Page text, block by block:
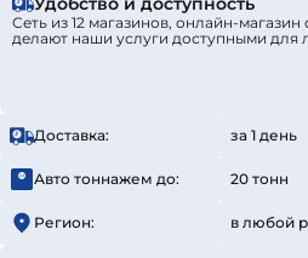
Сеть из 12 магазинов, онлайн-
делают наши услуги доступными для
Доставка: за 1 день
Авто тоннажем до: 20 тонн
Регион: в любой